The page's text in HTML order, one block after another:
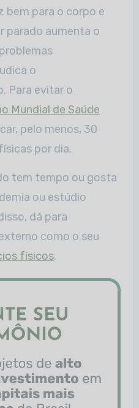
bem para o corpo e
parado aumenta o
o
Para evitar o
Mundial de Saúde
pelo menos, 30
por dia.
tem tempo ou gosta
ou estúdio
dá para
como o seu
físicos.